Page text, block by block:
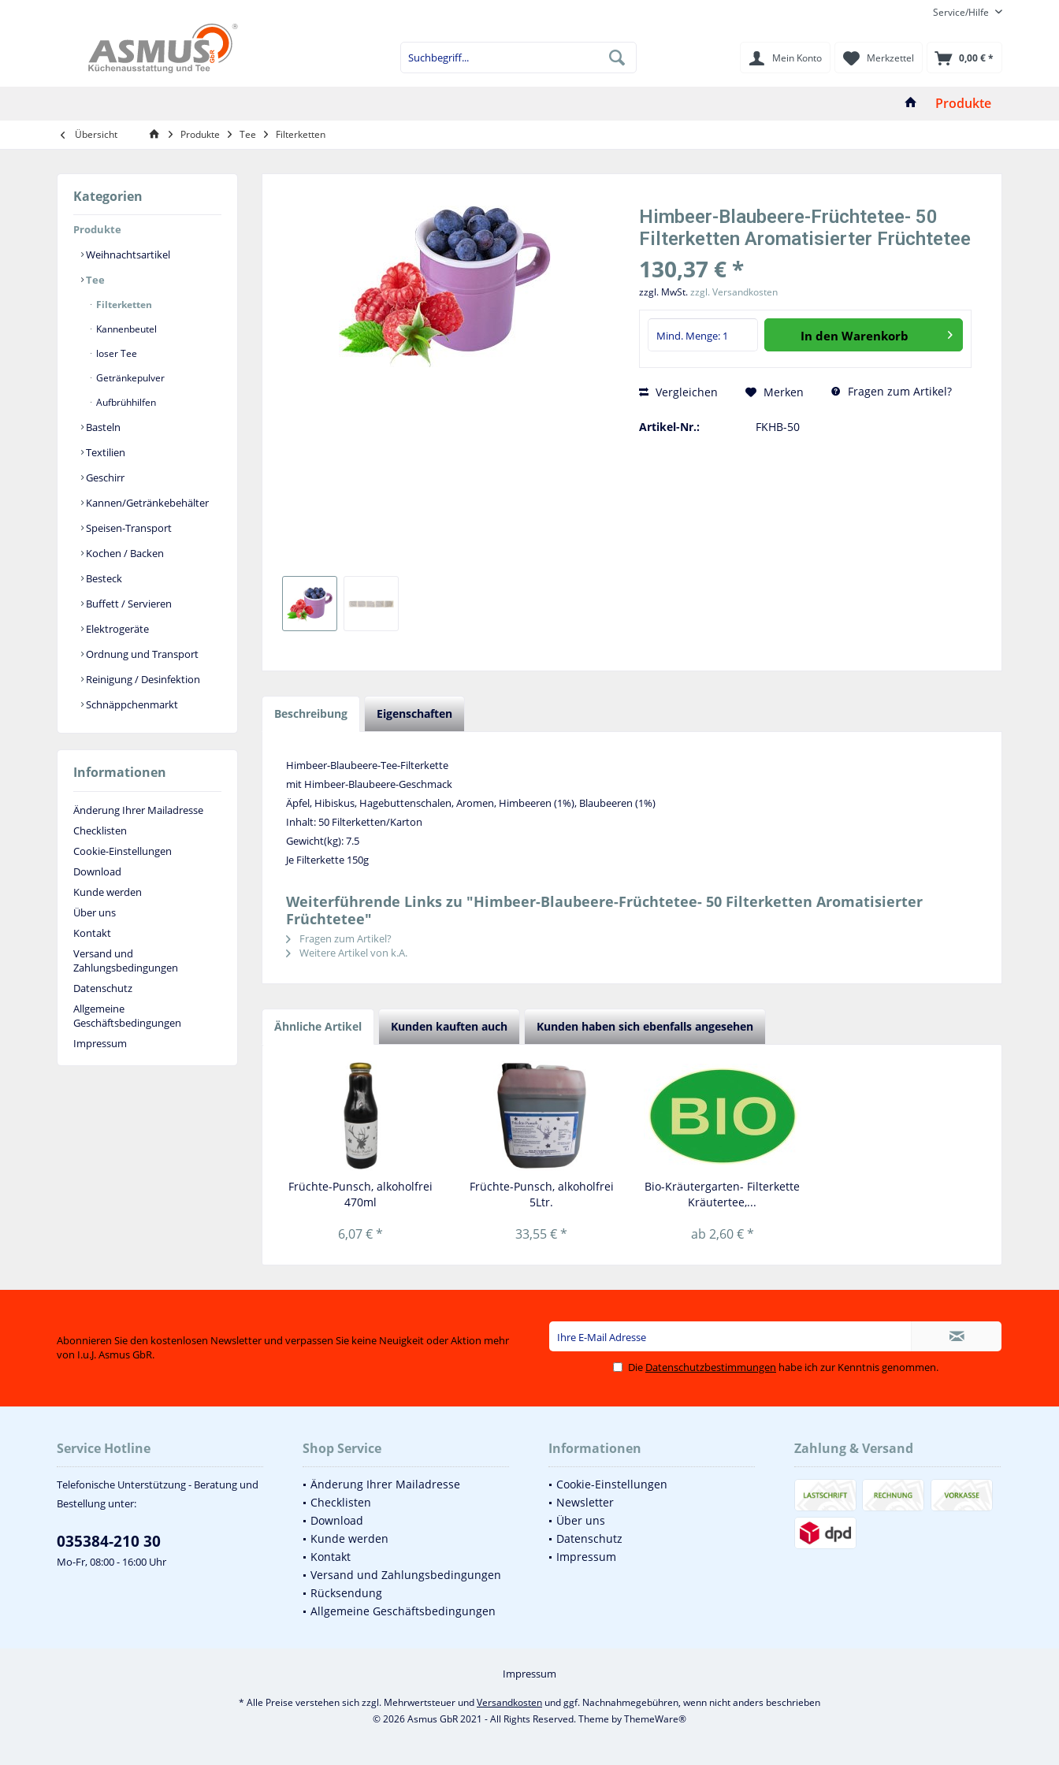
Service/Hilfe
0,00 € *
Merkzettel
Mein Konto
Produkte
Übersicht Produkte Tee Filterketten
Kategorien
Produkte
Weihnachtsartikel
Tee
Filterketten
Kannenbeutel
loser Tee
Getränkepulver
Aufbrühhilfen
Basteln
Textilien
Geschirr
Kannen/Getränkebehälter
Speisen-Transport
Kochen / Backen
Besteck
Buffett / Servieren
Elektrogeräte
Ordnung und Transport
Reinigung / Desinfektion
Schnäppchenmarkt
Informationen
Änderung Ihrer Mailadresse
Checklisten
Cookie-Einstellungen
Download
Kunde werden
Über uns
Kontakt
Versand und
Zahlungsbedingungen
Datenschutz
Allgemeine
Geschäftsbedingungen
Impressum
Himbeer-Blaubeere-Früchtetee- 50
Filterketten Aromatisierter Früchtetee
130,37 € *
zzgl. MwSt.zzgl. Versandkosten
In den Warenkorb
Vergleichen Merken Fragen zum Artikel?
Artikel-Nr.: FKHB-50
Beschreibung Eigenschaften
Himbeer-Blaubeere-Tee-Filterkette
mit Himbeer-Blaubeere-Geschmack
Äpfel, Hibiskus, Hagebuttenschalen, Aromen, Himbeeren (1%), Blaubeeren (1%)
Inhalt: 50 Filterketten/Karton
Gewicht(kg): 7.5
Je Filterkette 150g
Weiterführende Links zu "Himbeer-Blaubeere-Früchtetee- 50 Filterketten Aromatisierter
Früchtetee"
Fragen zum Artikel?
Weitere Artikel von k.A.
Ähnliche Artikel Kunden kauften auch Kunden haben sich ebenfalls angesehen
Früchte-Punsch, alkoholfrei
470ml
6,07 € *
Früchte-Punsch, alkoholfrei
5Ltr.
33,55 € *
Bio-Kräutergarten- Filterkette
Kräutertee,...
ab 2,60 € *
Abonnieren Sie den kostenlosen Newsletter und verpassen Sie keine Neuigkeit oder Aktion mehr
von I.u.J. Asmus GbR.
Die Datenschutzbestimmungen habe ich zur Kenntnis genommen.
Service Hotline
Telefonische Unterstützung - Beratung und
Bestellung unter:
035384-210 30
Mo-Fr, 08:00 - 16:00 Uhr
Shop Service
Änderung Ihrer Mailadresse
Checklisten
Download
Kunde werden
Kontakt
Versand und Zahlungsbedingungen
Rücksendung
Allgemeine Geschäftsbedingungen
Informationen
Cookie-Einstellungen
Newsletter
Über uns
Datenschutz
Impressum
Zahlung & Versand
Impressum
* Alle Preise verstehen sich zzgl. Mehrwertsteuer undVersandkosten und ggf. Nachnahmegebühren, wenn nicht anders beschrieben
© 2026 Asmus GbR 2021 - All Rights Reserved. Theme byThemeWare®